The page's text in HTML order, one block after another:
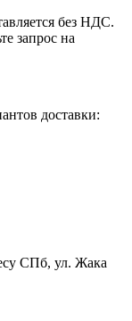
без НДС.
запрос на
доставки:
СПб, ул. Жака